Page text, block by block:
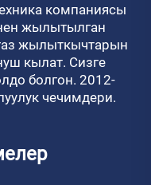
компаниясы
жылытылган
жылыткычтарын
кылат. Сизге
болгон. 2012-
чечимдери.